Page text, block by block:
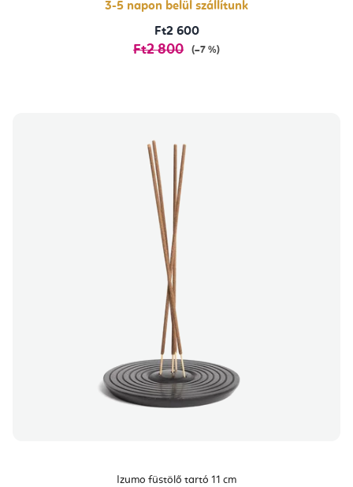
3-5 napon belül szállítunk
Ft2 600
Ft2 800 (–7 %)
Izumo füstölő tartó 11 cm